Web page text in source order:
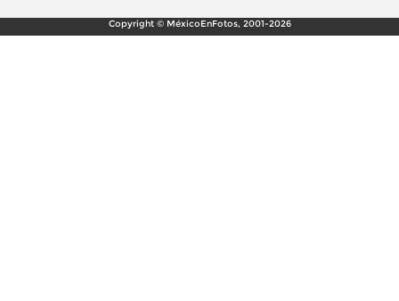
Copyright © MéxicoEnFotos, 2001-2026